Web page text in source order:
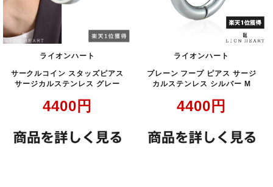
ライオンハート
サークルコイン スタッズピアス
サージカルステンレス グレー
4400 円
ライオンハート
プレーン フープ ピアス サージ
カルステンレス シルバー M
4400 円